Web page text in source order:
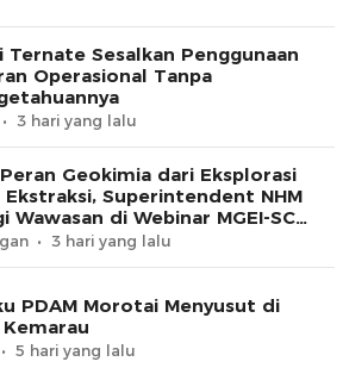
Ternate Sesalkan Penggunaan
Operasional Tanpa
3 hari yang lalu
Geokimia dari Eksplorasi
Ekstraksi, Superintendent NHM
Wawasan di Webinar MGEI-SC
3 hari yang lalu
PDAM Morotai Menyusut di
5 hari yang lalu